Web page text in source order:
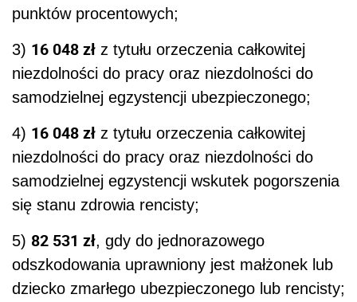
punktów procentowych;
3) 16 048 zł z tytułu orzeczenia całkowitej
niezdolności do pracy oraz niezdolności do
samodzielnej egzystencji ubezpieczonego;
4) 16 048 zł z tytułu orzeczenia całkowitej
niezdolności do pracy oraz niezdolności do
samodzielnej egzystencji wskutek pogorszenia
się stanu zdrowia rencisty;
5) 82 531 zł, gdy do jednorazowego
odszkodowania uprawniony jest małżonek lub
dziecko zmarłego ubezpieczonego lub rencisty;